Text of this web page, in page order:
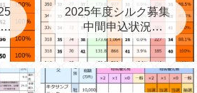
2025年度シルク募集
中間申込状況
②(08/06)と昨年の中
間③→最終